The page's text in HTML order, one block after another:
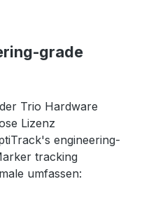
grade
Trio Hardware
Lizenz
engineering-
tracking
umfassen: